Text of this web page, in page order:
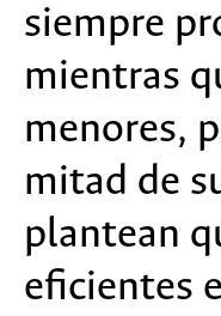
siempre
mientras
menores,
mitad de
plantean
eficientes